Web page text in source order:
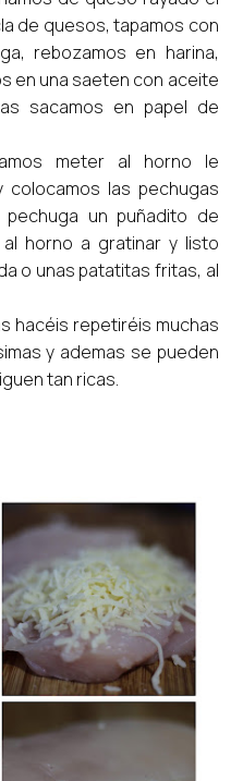
de quesos, tapamos con
rebozamos en harina,
en una saeten con aceite
sacamos en papel de
meter al horno le
las pechugas
un puñadito de
horno a gratinar y listo
o unas patatitas fritas, al
hacéis repetiréis muchas
y ademas se pueden
tan ricas.